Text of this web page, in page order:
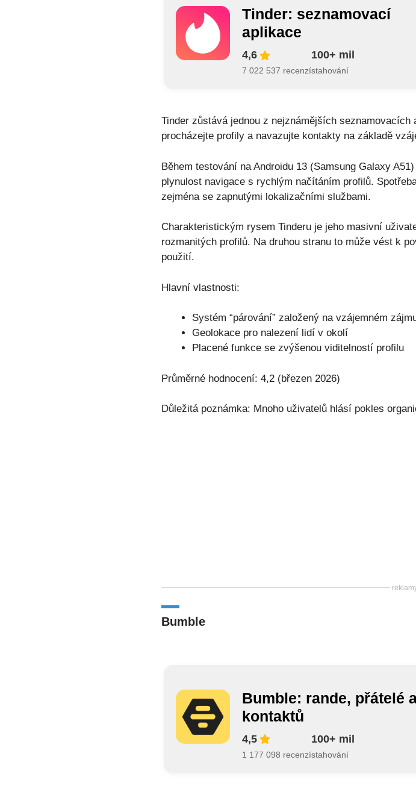
Tinder: seznamovací
aplikace
4,6
7 022 537 recenzí
100+ mil
stahování
Tinder zůstává jednou z nejznámějších
procházejte profily a navazujte kontakty na základě
Během testování na Androidu 13 (Samsung Galaxy
plynulost navigace s rychlým načítáním profilů.
zejména se zapnutými lokalizačními službami.
Charakteristickým rysem Tinderu je jeho masivní
rozmanitých profilů. Na druhou stranu to může vést k
použití.
Hlavní vlastnosti:
Systém “párování” založený na vzájemném
Geolokace pro nalezení lidí v okolí
Placené funkce se zvýšenou viditelností profilu
Průměrné hodnocení: 4,2 (březen 2026)
Důležitá poznámka: Mnoho uživatelů hlásí pokles
Bumble
Bumble: rande, přátelé
kontaktů
4,5
1 177 098 recenzí
100+ mil
stahování